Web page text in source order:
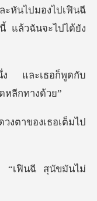
หันไปมองไปเฟินฉี
ง และเธอก็พูดกับ
งตาของ
“เฟินฉี สุน